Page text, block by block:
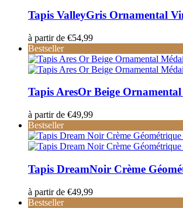
Tapis ValleyGris Ornamental
à partir de €54,99
Bestseller
Tapis AresOr Beige
à partir de €49,99
Bestseller
Tapis DreamNoir Crème
à partir de €49,99
Bestseller